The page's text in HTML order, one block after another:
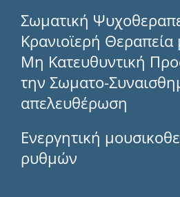
Σωματική
Κρανιοϊερή
Μη Κατευθυντική
την Σωματο-
απελευθέρωση
Ενεργητική
ρυθμών